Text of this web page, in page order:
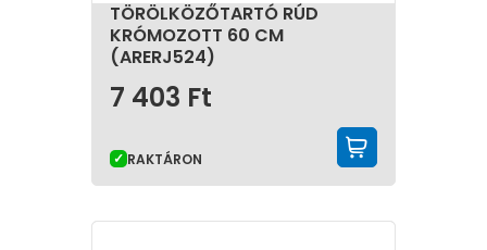
TÖRÖLKÖZŐTARTÓ RÚD
KRÓMOZOTT 60 CM
(ARERJ524)
7 403 Ft
RAKTÁRON